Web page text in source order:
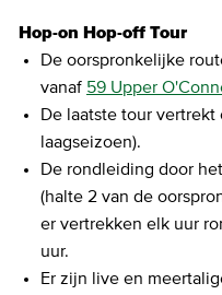
Hop-on Hop-off Tour
De oorspronkelijke
vanaf 59 Upper
De laatste tour vertrekt
laagseizoen).
De rondleiding door
(halte 2 van de
er vertrekken elk uur
uur.
Er zijn live en